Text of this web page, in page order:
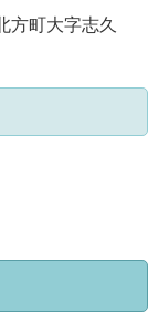
方町大字志久